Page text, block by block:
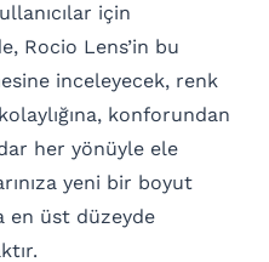
için
Rocio Lens’in bu
inceleyecek, renk
konforundan
her yönüyle ele
yeni bir boyut
en üst düzeyde